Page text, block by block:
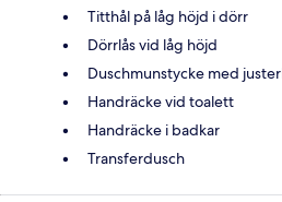
Titthål på låg höjd i dörr
Dörrlås vid låg höjd
Duschmunstycke med
Handräcke vid toalett
Handräcke i badkar
Transferdusch